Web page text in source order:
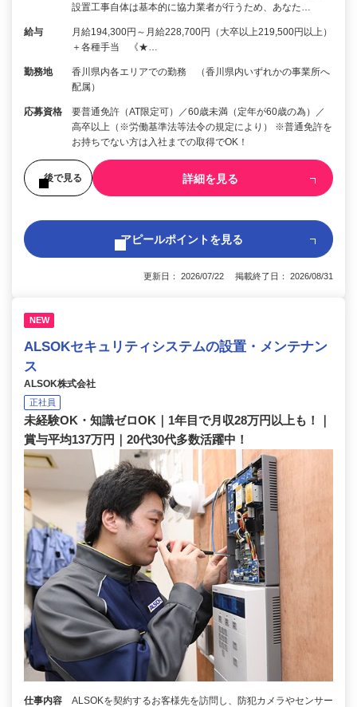
設置工事自体は基本的に協力業者が行うため、あなた…
給与
月給194,300円～月給228,700円（大卒以上219,500円以上）
＋各種手当 《★…
勤務地
香川県内各エリアでの勤務 （香川県内いずれかの事業所へ
配属）
応募資格
要普通免許（AT限定可）／60歳未満（定年が60歳の為）／
高卒以上（※労働基準法等法令の規定により） ※普通免許を
お持ちでない方は入社までの取得でOK！
後で見る 詳細を見る
アピールポイントを見る
更新日： 2026/07/22 掲載終了日： 2026/08/31
NEW
ALSOKセキュリティシステムの設置・メンテナン
ス
ALSOK株式会社
正社員
未経験OK・知識ゼロOK｜1年目で月収28万円以上も！｜
賞与平均137万円｜20代30代多数活躍中！
仕事内容
ALSOKを契約するお客様先を訪問し、防犯カメラやセンサー